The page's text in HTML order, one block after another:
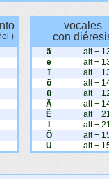
)
vocales
con
ä
alt +
ë
alt +
ï
alt +
ö
alt +
ü
alt +
Ä
alt +
Ë
alt +
alt +
Ö
alt +
Ü
alt +